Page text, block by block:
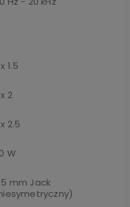
1.5
2
2.5
W
mm Jack